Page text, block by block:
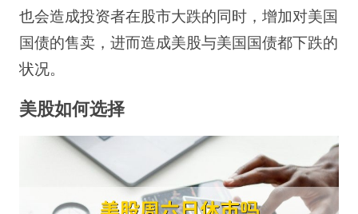
也会造成投资者在股市大跌的同时，增加对美国
国债的售卖，进而造成美股与美国国债都下跌的
状况。
美股如何选择